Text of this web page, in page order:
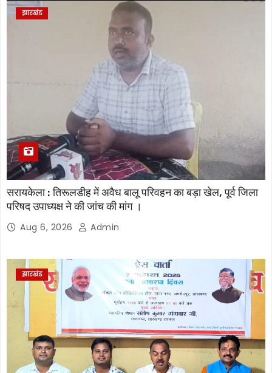
झारखंड
सरायकेला : तिरूलडीह में अवैध बालू परिवहन का बड़ा खेल, पूर्व जिला
परिषद उपाध्यक्ष ने की जांच की मांग ।
Aug 6, 2026 Admin
झारखंड